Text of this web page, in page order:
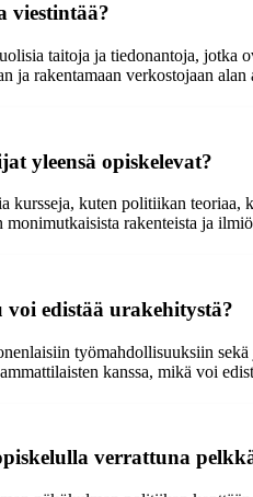
viestintää?
taitoja ja tiedonantoja,
ja rakentamaan verkostojaan alan
yleensä opiskelevat?
kursseja, kuten politiikan
rakenteista ja
edistää urakehitystä?
työmahdollisuuksiin
kanssa, mikä voi
verrattuna